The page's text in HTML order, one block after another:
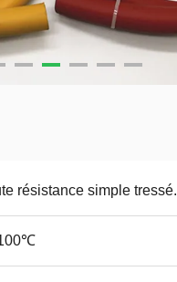
résistance simple tressé.